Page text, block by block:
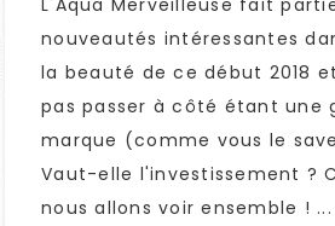
L'Aqua Merveilleuse fait
nouveautés intéressantes
la beauté de ce début 2018
pas passer à côté étant une
marque (comme vous le
Vaut-elle l'investissement ?
nous allons voir ensemble ! ...